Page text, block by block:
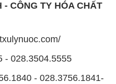
- CÔNG TY HÓA CHẤT
- 028.3504.5555
- 028.3756.1841-